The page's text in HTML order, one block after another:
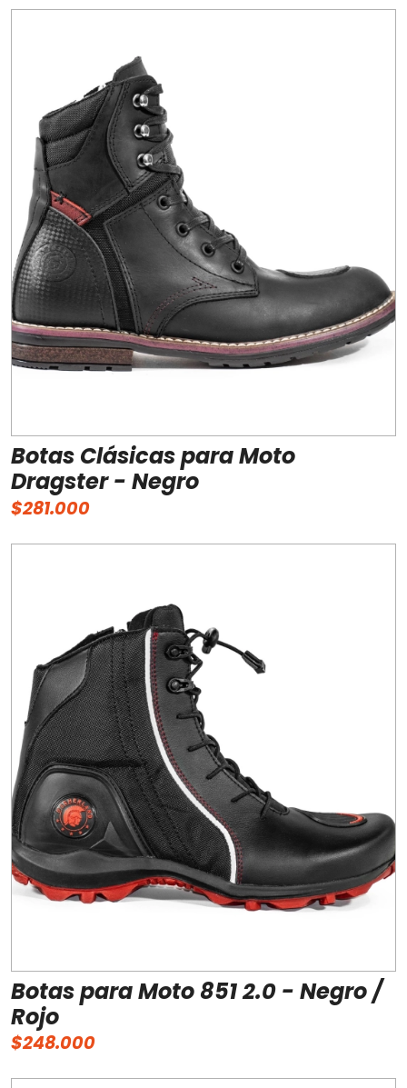
Botas Clásicas para Moto
Dragster - Negro
$281.000
Botas para Moto 851 2.0 - Negro /
Rojo
$248.000